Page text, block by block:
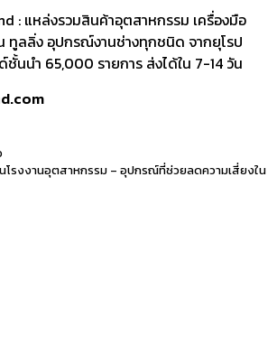
: แหล่งรวมสินค้าอุตสาหกรรม เครื่องมือ
น ทูลลิ่ง อุปกรณ์งานช่างทุกชนิด จากยุโรป
นนำ 65,000 รายการ ส่งได้ใน 7-14 วัน
โรงงานอุตสาหกรรม – อุปกรณ์ที่ช่วยลดความเสี่ยงใน